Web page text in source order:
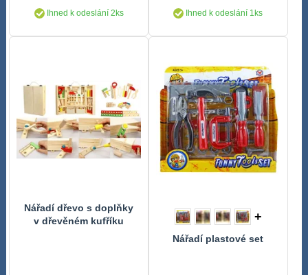
Ihned k odeslání 2ks Ihned k odeslání 1ks
Nářadí dřevo s doplňky
v dřevěném kufříku
+
Nářadí plastové set